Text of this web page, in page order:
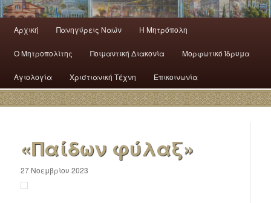
Αρχική Πανηγύρεις Ναών H Mητρόπολη
Ο Mητροπολίτης Ποιμαντική Διακονία Μορφωτικό Ίδρυμα
Αγιολογία Χριστιανική Τέχνη Επικοινωνία
«Παίδων φύλαξ»
27 Νοεμβρίου 2023